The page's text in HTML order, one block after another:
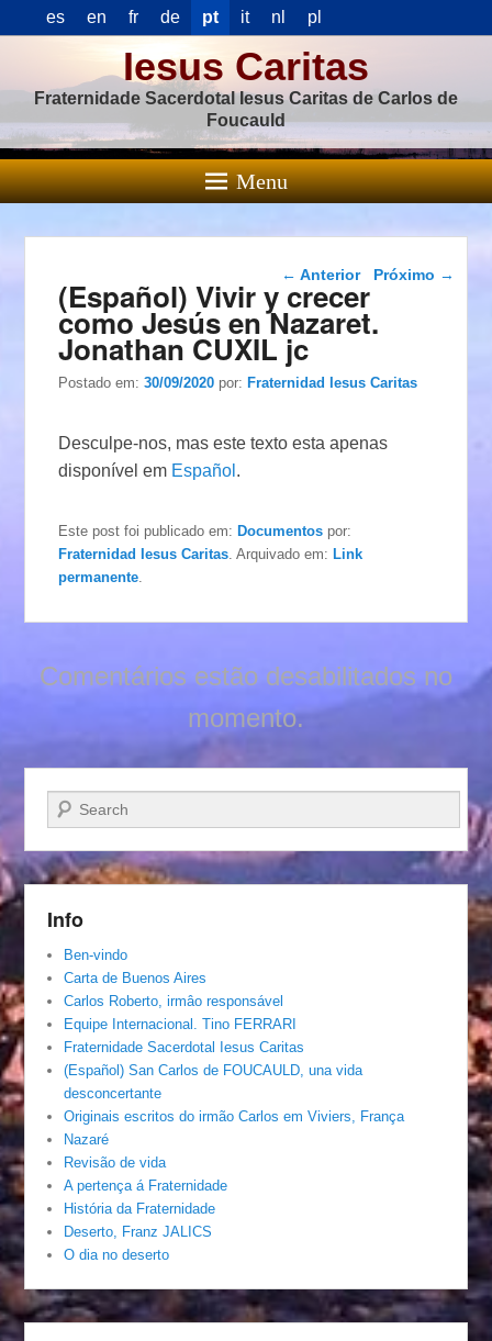
es en fr de pt it nl pl
Iesus Caritas
Fraternidade Sacerdotal Iesus Caritas de Carlos de
Foucauld
Menu
Navegação das
← Anterior Próximo →
(Español) Vivir y crecer
como Jesús en Nazaret.
Jonathan CUXIL jc
Postado em:30/09/2020 por:Fraternidad Iesus Caritas
Desculpe-nos, mas este texto esta apenas
disponível em Español .
Este post foi publicado em:Documentos por:
Fraternidad Iesus Caritas . Arquivado em:Link
permanente
Comentários estão desabilitados no
momento.
Pesquisar…
Info
Ben-vindo
Carta de Buenos Aires
Carlos Roberto, irmâo responsável
Equipe Internacional. Tino FERRARI
Fraternidade Sacerdotal Iesus Caritas
(Español) San Carlos de FOUCAULD, una vida
desconcertante
Originais escritos do irmão Carlos em Viviers, França
Nazaré
Revisão de vida
A pertença á Fraternidade
História da Fraternidade
Deserto, Franz JALICS
O dia no deserto